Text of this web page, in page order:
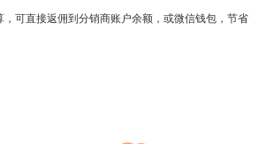
可直接返佣到分销商账户余额，或微信钱包，节省